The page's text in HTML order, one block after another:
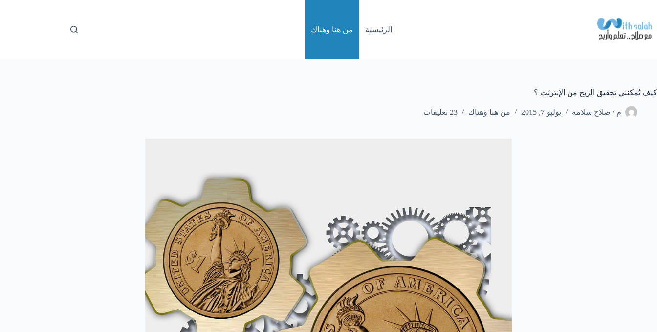
المحتوى
الرئيسية من هنا وهناك
كيف يُمكنني تحقيق الربح من الإنترنت ؟
م / صلاح سلامة يوليو 7, 2015 من هنا وهناك 23 تعليقات